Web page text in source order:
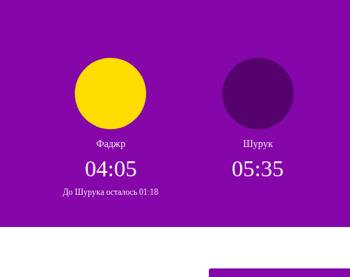
Фаджр
04:05
До Шурука осталось 01:18
Шурук
05:35